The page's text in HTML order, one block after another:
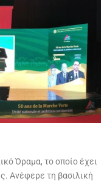
Όραμα, το οποίο έχει
Ανέφερε τη βασιλική